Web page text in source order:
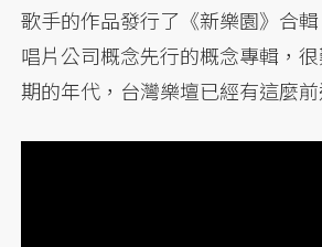
歌手的作品發行了《新樂園》合
唱片公司概念先行的概念專輯，
期的年代，台灣樂壇已經有這麼前